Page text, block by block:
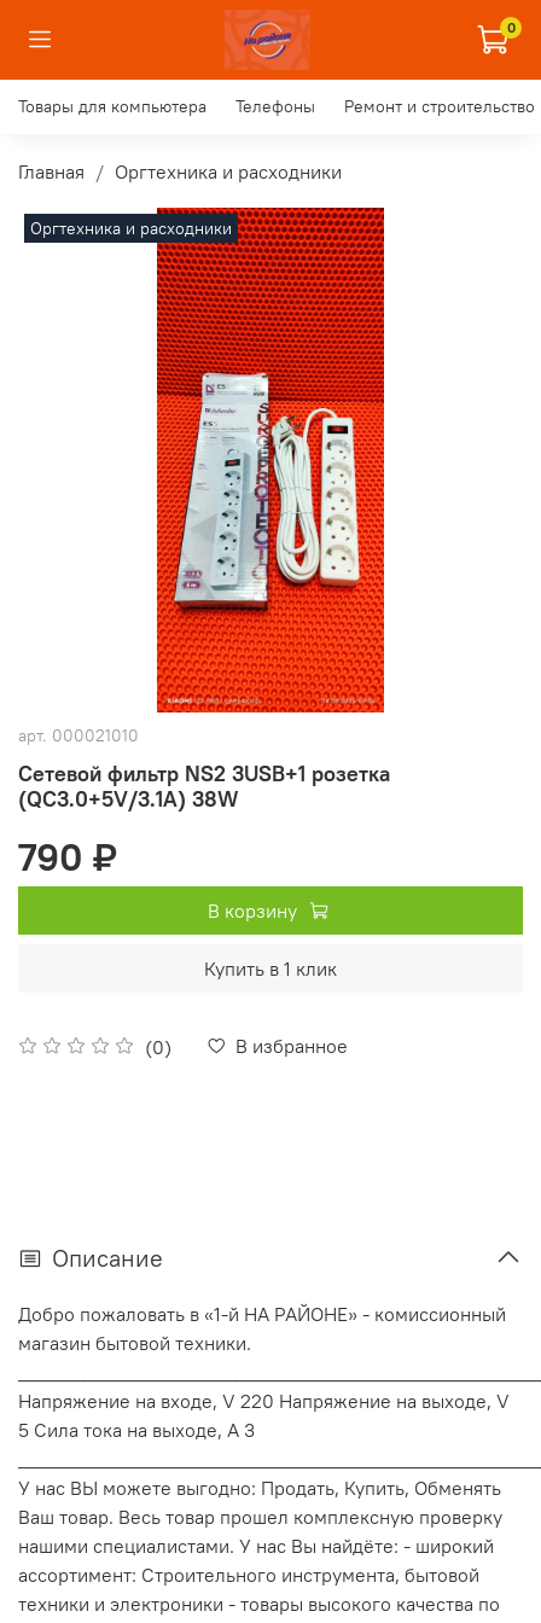
0
Товары для компьютера Телефоны Ремонт и строительство
Главная Оргтехника и расходники
Оргтехника и расходники
арт. 000021010
Сетевой фильтр NS2 3USB+1 розетка
(QC3.0+5V/3.1A) 38W
(0) В избранное
790 ₽
В корзину
Купить в 1 клик
Описание
Добро пожаловать в «1-й НА РАЙОНЕ» - комиссионный
магазин бытовой техники.
Напряжение на входе, V 220 Напряжение на выходе, V
5 Сила тока на выходе, A 3
У нас ВЫ можете выгодно: Продать, Купить, Обменять
Ваш товар. Весь товар прошел комплексную проверку
нашими специалистами. У нас Вы найдёте: - широкий
ассортимент: Строительного инструмента, бытовой
техники и электроники - товары высокого качества по